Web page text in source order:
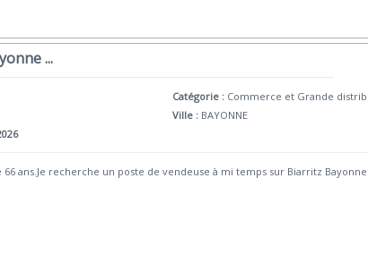
...
Catégorie : Commerce et Grande
Ville : BAYONNE
ans.Je recherche un poste de vendeuse à mi temps sur Biarritz